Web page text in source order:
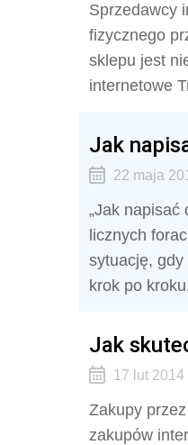
Sprzedawcy
fizycznego
sklepu jest
internetowe
Jak
22 maja
„Jak napisać
licznych
sytuację,
krok po
Jak
17 lut 2014
Zakupy
zakupów